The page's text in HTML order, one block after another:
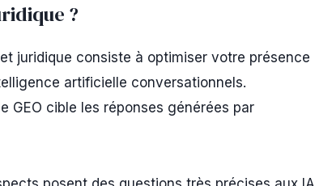
?
juridique consiste à optimiser votre présence
artificielle conversationnels.
GEO cible les réponses générées par